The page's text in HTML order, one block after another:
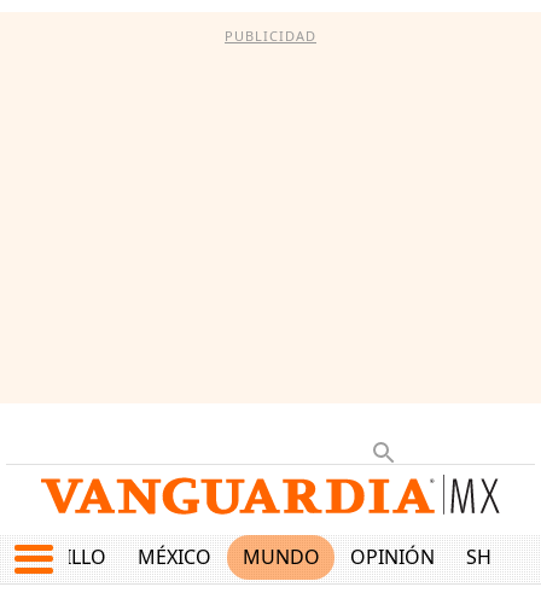
PUBLICIDAD
SALTILLO MÉXICO MUNDO OPINIÓN SHOW